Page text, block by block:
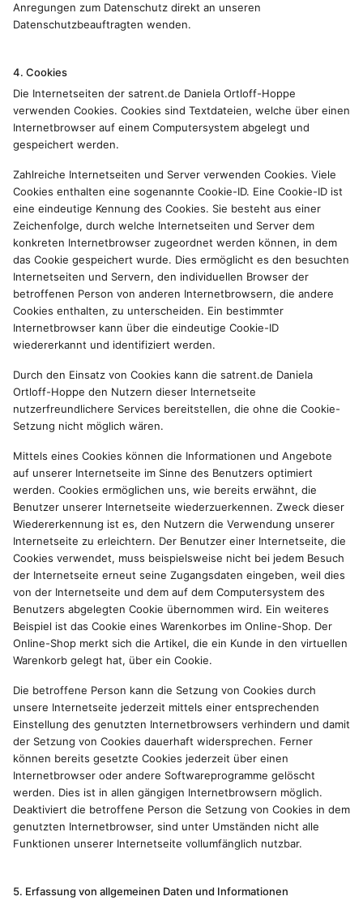
Anregungen zum Datenschutz direkt an unseren
Datenschutzbeauftragten wenden.
4. Cookies
Die Internetseiten der satrent.de Daniela Ortloff-Hoppe
verwenden Cookies. Cookies sind Textdateien, welche über einen
Internetbrowser auf einem Computersystem abgelegt und
gespeichert werden.
Zahlreiche Internetseiten und Server verwenden Cookies. Viele
Cookies enthalten eine sogenannte Cookie-ID. Eine Cookie-ID ist
eine eindeutige Kennung des Cookies. Sie besteht aus einer
Zeichenfolge, durch welche Internetseiten und Server dem
konkreten Internetbrowser zugeordnet werden können, in dem
das Cookie gespeichert wurde. Dies ermöglicht es den besuchten
Internetseiten und Servern, den individuellen Browser der
betroffenen Person von anderen Internetbrowsern, die andere
Cookies enthalten, zu unterscheiden. Ein bestimmter
Internetbrowser kann über die eindeutige Cookie-ID
wiedererkannt und identifiziert werden.
Durch den Einsatz von Cookies kann die satrent.de Daniela
Ortloff-Hoppe den Nutzern dieser Internetseite
nutzerfreundlichere Services bereitstellen, die ohne die Cookie-
Setzung nicht möglich wären.
Mittels eines Cookies können die Informationen und Angebote
auf unserer Internetseite im Sinne des Benutzers optimiert
werden. Cookies ermöglichen uns, wie bereits erwähnt, die
Benutzer unserer Internetseite wiederzuerkennen. Zweck dieser
Wiedererkennung ist es, den Nutzern die Verwendung unserer
Internetseite zu erleichtern. Der Benutzer einer Internetseite, die
Cookies verwendet, muss beispielsweise nicht bei jedem Besuch
der Internetseite erneut seine Zugangsdaten eingeben, weil dies
von der Internetseite und dem auf dem Computersystem des
Benutzers abgelegten Cookie übernommen wird. Ein weiteres
Beispiel ist das Cookie eines Warenkorbes im Online-Shop. Der
Online-Shop merkt sich die Artikel, die ein Kunde in den virtuellen
Warenkorb gelegt hat, über ein Cookie.
Die betroffene Person kann die Setzung von Cookies durch
unsere Internetseite jederzeit mittels einer entsprechenden
Einstellung des genutzten Internetbrowsers verhindern und damit
der Setzung von Cookies dauerhaft widersprechen. Ferner
können bereits gesetzte Cookies jederzeit über einen
Internetbrowser oder andere Softwareprogramme gelöscht
werden. Dies ist in allen gängigen Internetbrowsern möglich.
Deaktiviert die betroffene Person die Setzung von Cookies in dem
genutzten Internetbrowser, sind unter Umständen nicht alle
Funktionen unserer Internetseite vollumfänglich nutzbar.
5. Erfassung von allgemeinen Daten und Informationen